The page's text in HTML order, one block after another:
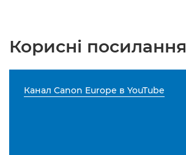
Корисні посилання
Канал Canon Europe в YouTube